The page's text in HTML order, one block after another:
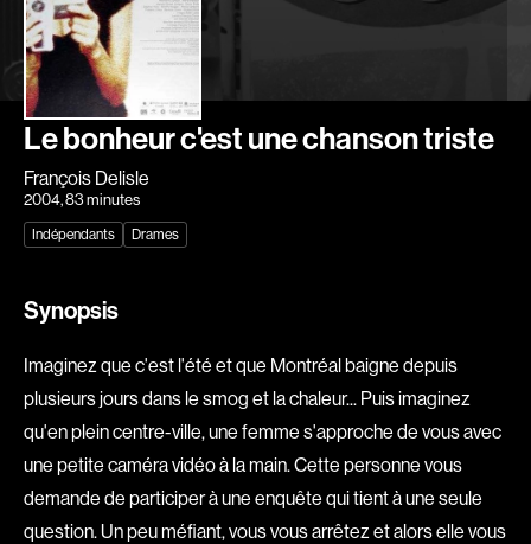
Contact
FAQ
About us
Explorer par
Animation
Art
Aventure
Biographiques
Comédies
Comédies musicales
Érotiques
Étudiants
Le bonheur c'est une chanson triste
François Delisle
2004, 83 minutes
Indépendants Drames
Synopsis
Imaginez que c'est l'été et que Montréal baigne depuis
plusieurs jours dans le smog et la chaleur... Puis imaginez
qu'en plein centre-ville, une femme s'approche de vous avec
une petite caméra vidéo à la main. Cette personne vous
demande de participer à une enquête qui tient à une seule
question. Un peu méfiant, vous vous arrêtez et alors elle vous